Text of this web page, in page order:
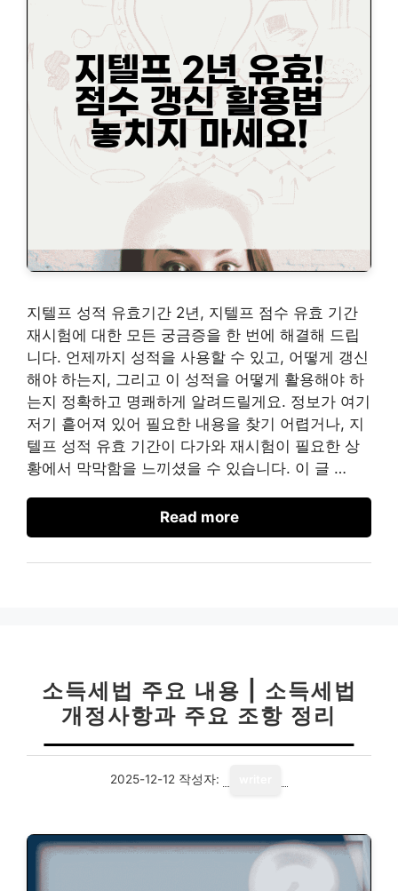
지텔프 성적 유효기간 2년, 지텔프 점수 유효 기간
재시험에 대한 모든 궁금증을 한 번에 해결해 드립
니다. 언제까지 성적을 사용할 수 있고, 어떻게 갱신
해야 하는지, 그리고 이 성적을 어떻게 활용해야 하
는지 정확하고 명쾌하게 알려드릴게요. 정보가 여기
저기 흩어져 있어 필요한 내용을 찾기 어렵거나, 지
텔프 성적 유효 기간이 다가와 재시험이 필요한 상
황에서 막막함을 느끼셨을 수 있습니다. 이 글 …
Read more
소득세법 주요 내용 | 소득세법
개정사항과 주요 조항 정리
2025-12-12 작성자: